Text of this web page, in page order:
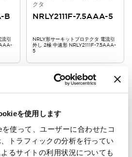
を使用します
使って、ユーザーに合わせたコ
トラフィックの分析を行ってい
るサイトの利用状況についても
B
引
クタ
NRLY2111F-7.5AAA-5
NRLY形サーキットプロテクタ 電流引
外し 2極 中速形 NRLY2111F-7.5AAA-
5
テ
NRLシリーズサーキットプロテ